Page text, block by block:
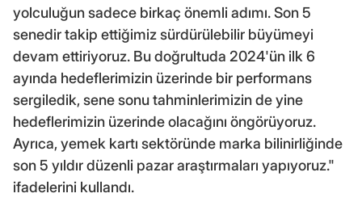
yolculuğun sadece birkaç önemli adımı. Son 5
senedir takip ettiğimiz sürdürülebilir büyümeyi
devam ettiriyoruz. Bu doğrultuda 2024'ün ilk 6
ayında hedeflerimizin üzerinde bir performans
sergiledik, sene sonu tahminlerimizin de yine
hedeflerimizin üzerinde olacağını öngörüyoruz.
Ayrıca, yemek kartı sektöründe marka bilinirliğinde
son 5 yıldır düzenli pazar araştırmaları yapıyoruz."
ifadelerini kullandı.